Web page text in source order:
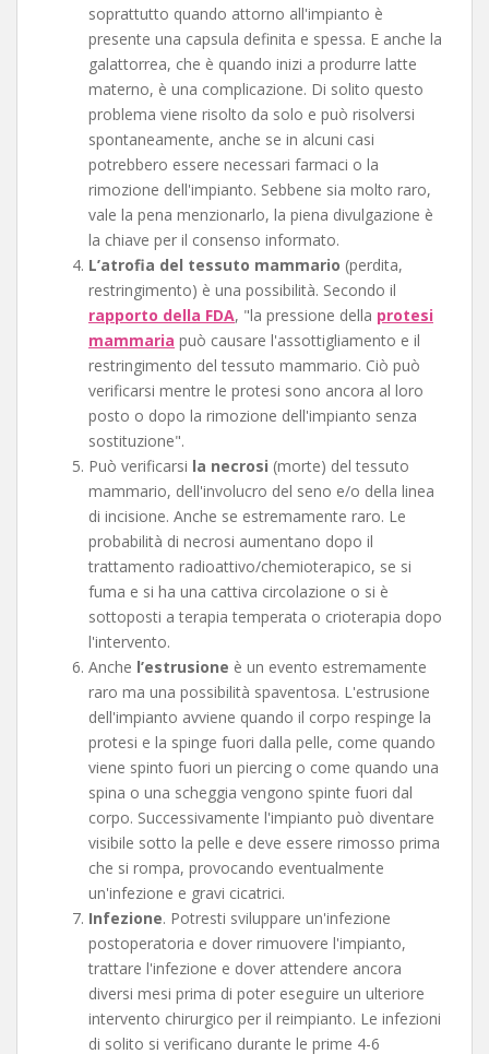
soprattutto quando attorno all'impianto è
presente una capsula definita e spessa. E anche la
galattorrea, che è quando inizi a produrre latte
materno, è una complicazione. Di solito questo
problema viene risolto da solo e può risolversi
spontaneamente, anche se in alcuni casi
potrebbero essere necessari farmaci o la
rimozione dell'impianto. Sebbene sia molto raro,
vale la pena menzionarlo, la piena divulgazione è
la chiave per il consenso informato.
L’atrofia del tessuto mammario (perdita,
restringimento) è una possibilità. Secondo il
rapporto della FDA, "la pressione della protesi
mammaria può causare l'assottigliamento e il
restringimento del tessuto mammario. Ciò può
verificarsi mentre le protesi sono ancora al loro
posto o dopo la rimozione dell'impianto senza
sostituzione".
Può verificarsi la necrosi (morte) del tessuto
mammario, dell'involucro del seno e/o della linea
di incisione. Anche se estremamente raro. Le
probabilità di necrosi aumentano dopo il
trattamento radioattivo/chemioterapico, se si
fuma e si ha una cattiva circolazione o si è
sottoposti a terapia temperata o crioterapia dopo
l'intervento.
Anche l’estrusione è un evento estremamente
raro ma una possibilità spaventosa. L'estrusione
dell'impianto avviene quando il corpo respinge la
protesi e la spinge fuori dalla pelle, come quando
viene spinto fuori un piercing o come quando una
spina o una scheggia vengono spinte fuori dal
corpo. Successivamente l'impianto può diventare
visibile sotto la pelle e deve essere rimosso prima
che si rompa, provocando eventualmente
un'infezione e gravi cicatrici.
Infezione. Potresti sviluppare un'infezione
postoperatoria e dover rimuovere l'impianto,
trattare l'infezione e dover attendere ancora
diversi mesi prima di poter eseguire un ulteriore
intervento chirurgico per il reimpianto. Le infezioni
di solito si verificano durante le prime 4-6